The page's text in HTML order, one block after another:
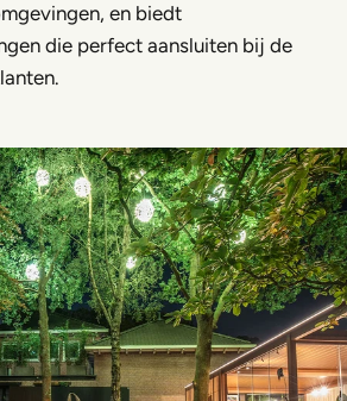
en biedt
die perfect aansluiten bij de